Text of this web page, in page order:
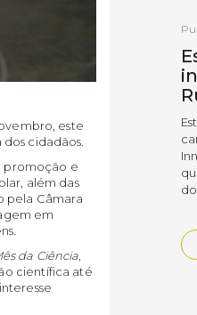
este
cidadãos.
promoção e
além das
pela Câmara
em
da Ciência
científica até